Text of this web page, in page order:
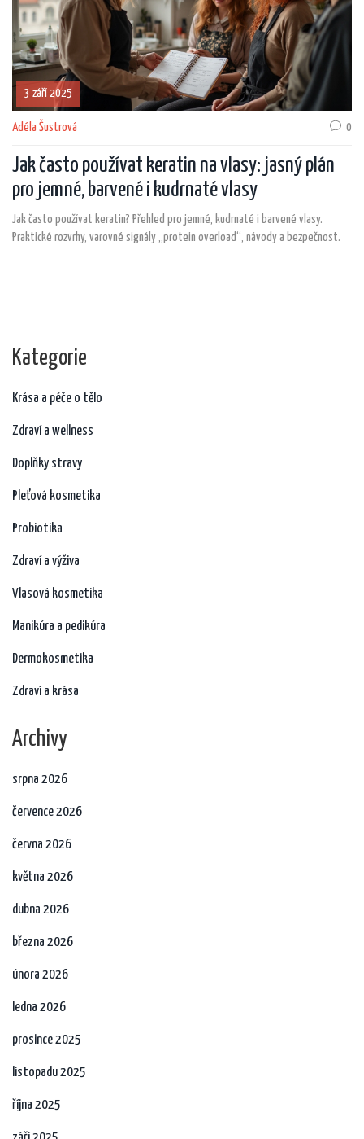
3 září 2025
Adéla Šustrová 0
Jak často používat keratin na vlasy: jasný plán
pro jemné, barvené i kudrnaté vlasy
Jak často používat keratin? Přehled pro jemné, kudrnaté i barvené vlasy.
Praktické rozvrhy, varovné signály „protein overload“, návody a bezpečnost.
Kategorie
Krása a péče o tělo
Zdraví a wellness
Doplňky stravy
Pleťová kosmetika
Probiotika
Zdraví a výživa
Vlasová kosmetika
Manikúra a pedikúra
Dermokosmetika
Zdraví a krása
Archivy
srpna 2026
července 2026
června 2026
května 2026
dubna 2026
března 2026
února 2026
ledna 2026
prosince 2025
listopadu 2025
října 2025